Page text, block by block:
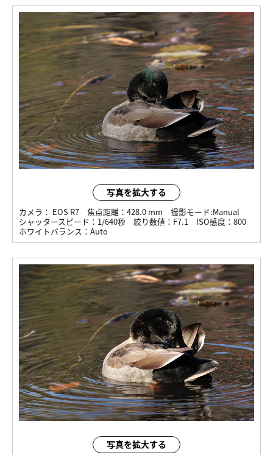
写真を拡大する
カメラ： EOS R7 焦点距離： 428.0 mm 撮影モード:Manual
シャッタースピード： 1/640秒 絞り数値： F7.1 ISO感度： 800
ホワイトバランス： Auto
写真を拡大する